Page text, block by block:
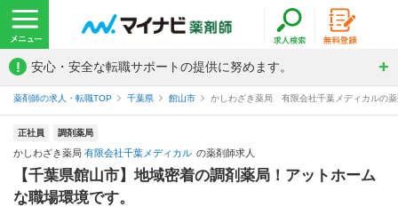
! 安心・安全な転職サポートの提供に努めます。
薬剤師の求人・転職TOP 千葉県 館山市 かしわざき薬局 有限会社千葉メディカルの
正社員 調剤薬局
かしわざき薬局 有限会社千葉メディカル の薬剤師求人
【千葉県館山市】地域密着の調剤薬局！アットホーム
な職場環境です。